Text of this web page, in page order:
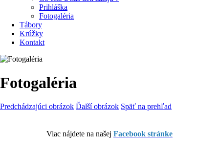
Prihláška
Fotogaléria
Tábory
Krúžky
Kontakt
Fotogaléria
Predchádzajúci obrázok Ďalší obrázok Späť na prehľad
Viac nájdete na našej Facebook stránke